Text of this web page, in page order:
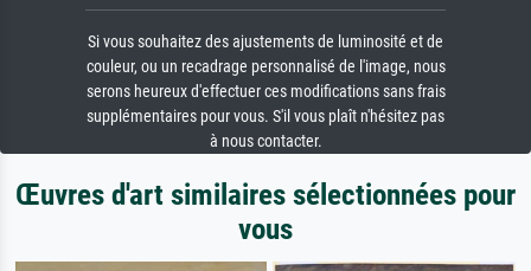
Si vous souhaitez des ajustements de luminosité et de
couleur, ou un recadrage personnalisé de l'image, nous
serons heureux d'effectuer ces modifications sans frais
supplémentaires pour vous. S'il vous plaît n'hésitez pas
à nous contacter.
Œuvres d'art similaires sélectionnées pour
vous